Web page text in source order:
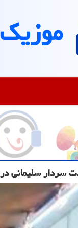
سردار سلیمانی